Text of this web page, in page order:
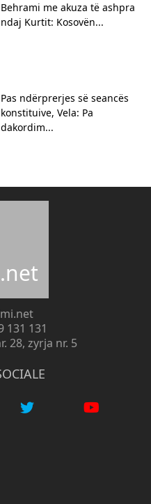
Behrami me akuza të ashpra
ndaj Kurtit: Kosovën...
Pas ndërprerjes së seancës
konstituive, Vela: Pa
dakordim...
131 131
28, zyrja nr. 5